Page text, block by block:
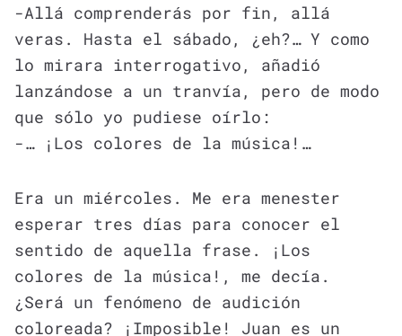
-Allá comprenderás por fin, allá
veras. Hasta el sábado, ¿eh?… Y como
lo mirara interrogativo, añadió
lanzándose a un tranvía, pero de modo
que sólo yo pudiese oírlo:
-… ¡Los colores de la música!…
Era un miércoles. Me era menester
esperar tres días para conocer el
sentido de aquella frase. ¡Los
colores de la música!, me decía.
¿Será un fenómeno de audición
coloreada? ¡Imposible! Juan es un